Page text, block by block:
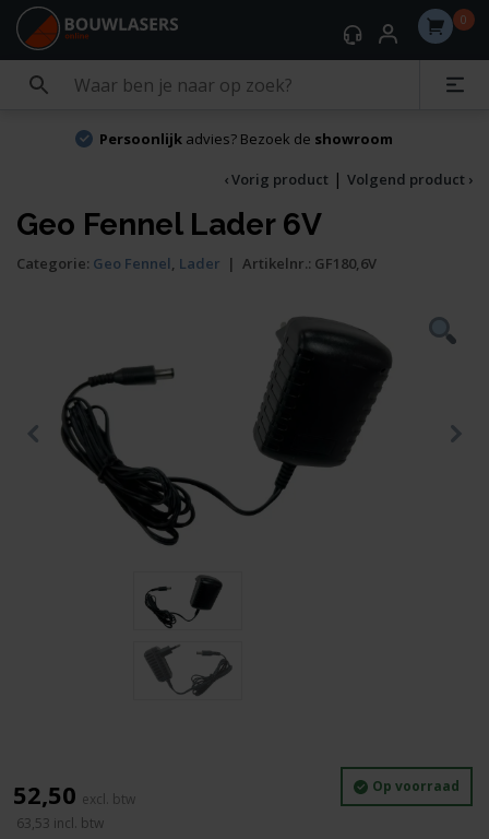
0
Persoonlijkadvies? Bezoek de showroom
‹ Vorig product | Volgend product ›
Geo Fennel Lader 6V
Categorie: Geo Fennel, Lader | Artikelnr.: GF180,6V
Op voorraad
63,53 incl. btw
52,50